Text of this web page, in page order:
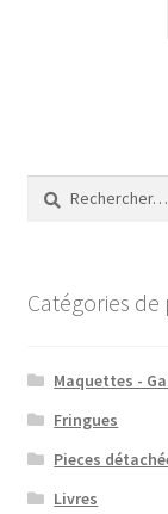
Rechercher :
Catégories
Maquettes -
Fringues
Pieces
Livres